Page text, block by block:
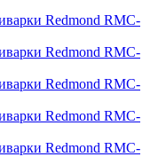
Redmond RMC-
Redmond RMC-
Redmond RMC-
Redmond RMC-
Redmond RMC-